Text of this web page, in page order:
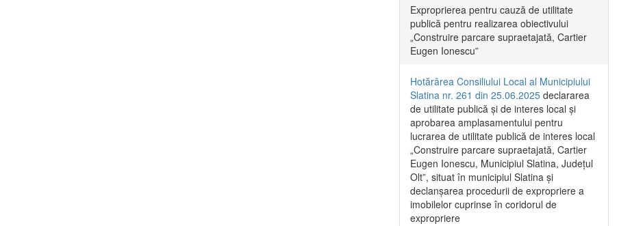
Exproprierea pentru cauză de utilitate
publică pentru realizarea obiectivului
„Construire parcare supraetajată, Cartier
Eugen Ionescu”
Hotărârea Consiliului Local al Municipiului
Slatina nr. 261 din 25.06.2025 declararea
de utilitate publică și de interes local și
aprobarea amplasamentului pentru
lucrarea de utilitate publică de interes local
„Construire parcare supraetajată, Cartier
Eugen Ionescu, Municipiul Slatina, Județul
Olt”, situat în municipiul Slatina și
declanșarea procedurii de expropriere a
imobilelor cuprinse în coridorul de
expropriere